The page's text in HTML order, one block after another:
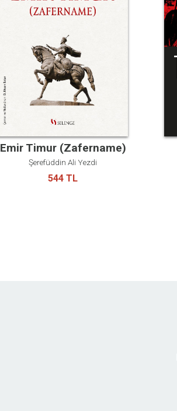
Emir Timur (Zafername)
Şerefüddin Ali Yezdi
544 TL